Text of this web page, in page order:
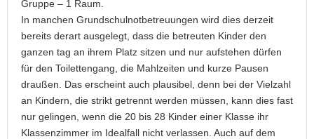
Gruppe – 1 Raum.
In manchen Grundschulnotbetreuungen wird dies derzeit
bereits derart ausgelegt, dass die betreuten Kinder den
ganzen tag an ihrem Platz sitzen und nur aufstehen dürfen
für den Toilettengang, die Mahlzeiten und kurze Pausen
draußen. Das erscheint auch plausibel, denn bei der Vielzahl
an Kindern, die strikt getrennt werden müssen, kann dies fast
nur gelingen, wenn die 20 bis 28 Kinder einer Klasse ihr
Klassenzimmer im Idealfall nicht verlassen. Auch auf dem